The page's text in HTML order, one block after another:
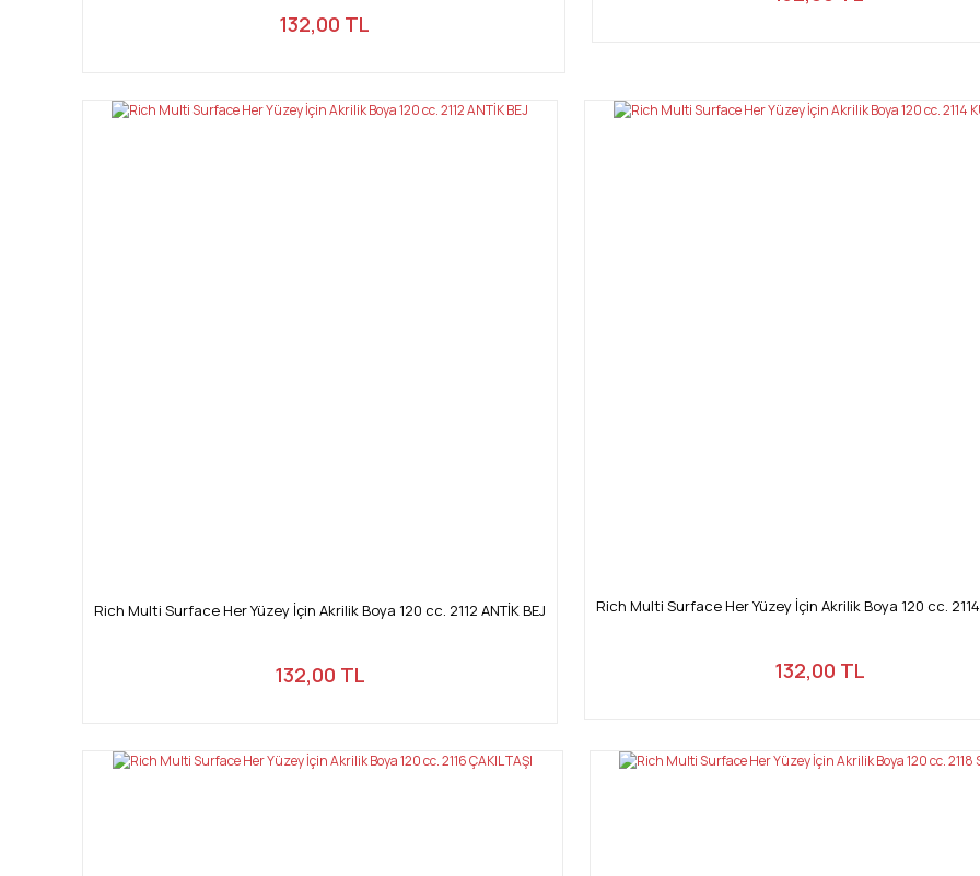
132,00 TL
Rich Multi Surface Her Yüzey İçin Akrilik Boya 120 cc. 2112 ANTİK BEJ
132,00 TL
Rich Multi Surface Her Yüzey İçin Akrilik Boya 120 cc. 2114
132,00 TL